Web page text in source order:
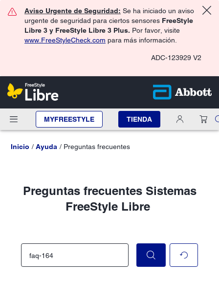
Aviso Urgente de Seguridad: Se ha iniciado un aviso
urgente de seguridad para ciertos sensores FreeStyle
Libre 3 y FreeStyle Libre 3 Plus. Por favor, visite
www.FreeStyleCheck.com para más información.
ADC-123929 V2
MYFREESTYLE TIENDA
Inicio Ayuda Preguntas frecuentes
Preguntas frecuentes Sistemas
FreeStyle Libre